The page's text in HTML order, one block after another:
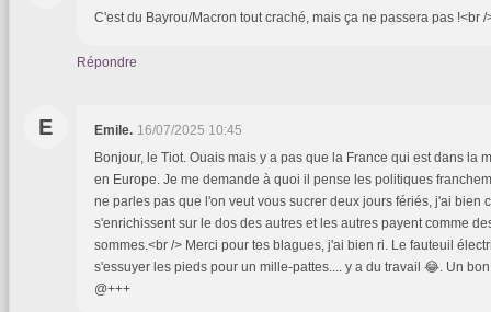
C'est du Bayrou/Macron tout craché, mais ça ne passera pas !<br /
Répondre
E Emile. 16/07/2025 10:45
Bonjour, le Tiot. Ouais mais y a pas que la France qui est dans la
en Europe. Je me demande à quoi il pense les politiques
ne parles pas que l'on veut vous sucrer deux jours fériés, j'ai bien
s'enrichissent sur le dos des autres et les autres payent comme
sommes.<br /> Merci pour tes blagues, j'ai bien ri. Le fauteuil
s'essuyer les pieds pour un mille-pattes.... y a du travail 😂. Un
@+++